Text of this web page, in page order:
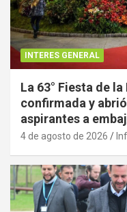
INTERES GENERAL
La 63° Fiesta de
confirmada y
aspirantes a
4 de agosto de 2026